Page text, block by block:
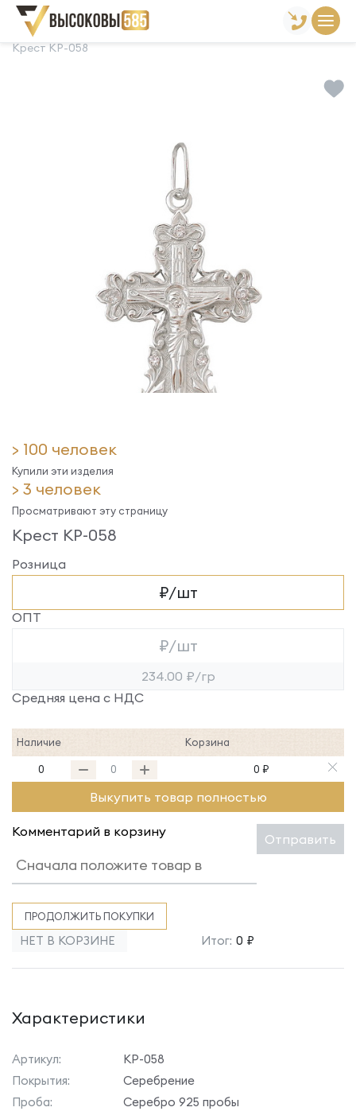
Главная Склад готовой продукции
Крест КР-058
> 100 человек
Купили эти изделия
> 3 человек
Просматривают эту страницу
Крест КР-058
Розница
₽/шт
ОПТ
₽/шт
234.00 ₽/гр
Средняя цена с НДС
Наличие Корзина
0 0 ₽
Выкупить товар полностью
Комментарий в корзину Отправить
ПРОДОЛЖИТЬ ПОКУПКИ
НЕТ В КОРЗИНЕ Итог: 0 ₽
Характеристики
Артикул:
КР-058
Покрытия:
Серебрение
Проба:
Серебро 925 пробы